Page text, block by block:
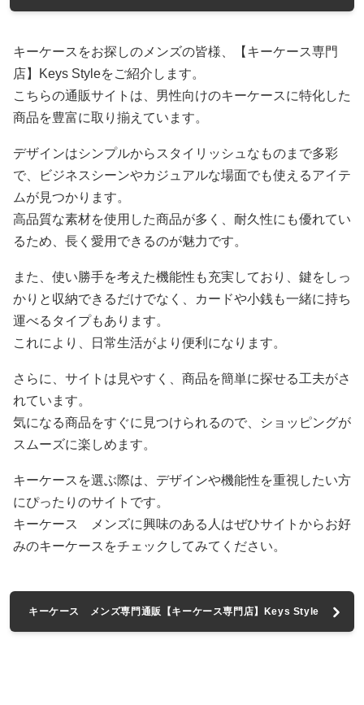
キーケースをお探しのメンズの皆様、【キーケース専門
店】Keys Styleをご紹介します。
こちらの通販サイトは、男性向けのキーケースに特化した
商品を豊富に取り揃えています。
デザインはシンプルからスタイリッシュなものまで多彩
で、ビジネスシーンやカジュアルな場面でも使えるアイテ
ムが見つかります。
高品質な素材を使用した商品が多く、耐久性にも優れてい
るため、長く愛用できるのが魅力です。
また、使い勝手を考えた機能性も充実しており、鍵をしっ
かりと収納できるだけでなく、カードや小銭も一緒に持ち
運べるタイプもあります。
これにより、日常生活がより便利になります。
さらに、サイトは見やすく、商品を簡単に探せる工夫がさ
れています。
気になる商品をすぐに見つけられるので、ショッピングが
スムーズに楽しめます。
キーケースを選ぶ際は、デザインや機能性を重視したい方
にぴったりのサイトです。
キーケース メンズに興味のある人はぜひサイトからお好
みのキーケースをチェックしてみてください。
キーケース メンズ専門通販【キーケース専門店】Keys Style